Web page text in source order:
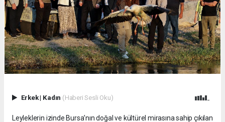
Erkek| Kadın (Haberi Sesli Oku)
Leyleklerin izinde Bursa’nın doğal ve kültürel mirasına sahip çıkılan